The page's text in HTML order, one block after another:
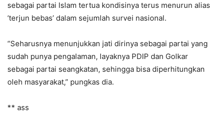
sebagai partai Islam tertua kondisinya terus menurun alias
‘terjun bebas’ dalam sejumlah survei nasional.
“Seharusnya menunjukkan jati dirinya sebagai partai yang
sudah punya pengalaman, layaknya PDIP dan Golkar
sebagai partai seangkatan, sehingga bisa diperhitungkan
oleh masyarakat,” pungkas dia.
** ass